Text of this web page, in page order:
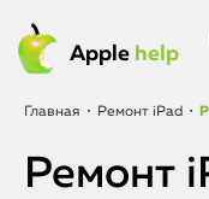
Apple help
Главная • Ремонт iPad •
Ремонт